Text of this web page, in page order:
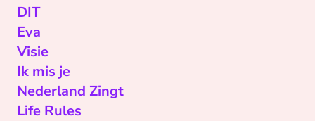
DIT
Eva
Visie
Ik mis je
Nederland Zingt
Life Rules